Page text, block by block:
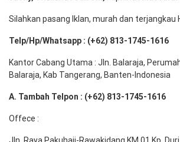
Silahkan pasang Iklan, murah dan terjangkau
Telp/Hp/Whatsapp : (+62) 813-1745-1616
Kantor Cabang Utama : Jln. Balaraja,
Balaraja, Kab Tangerang, Banten-Indonesia
A. Tambah Telpon : (+62) 813-1745-1616
Offece :